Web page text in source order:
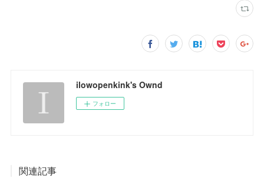
ilowopenkink's Ownd
フォロー
関連記事